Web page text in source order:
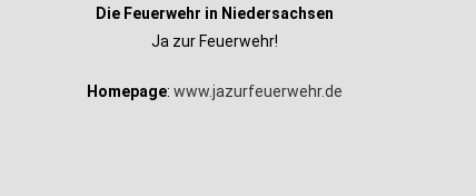
Die Feuerwehr in Niedersachsen
Ja zur Feuerwehr!
Homepage: www.jazurfeuerwehr.de